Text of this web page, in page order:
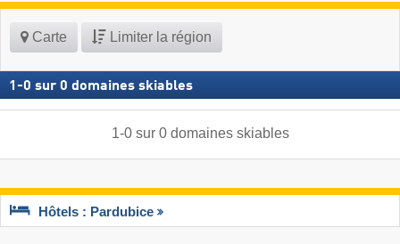
Carte Limiter la région
1 -0 sur 0 domaines skiables
1-0sur 0 domaines skiables
Hôtels : Pardubice